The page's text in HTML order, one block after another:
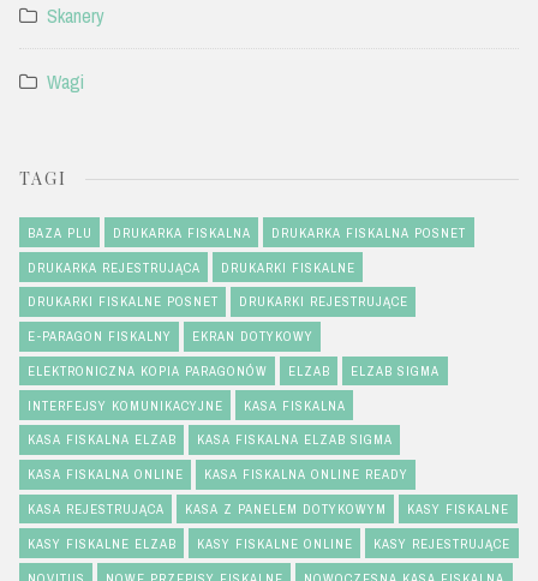
Skanery
Wagi
TAGI
BAZA PLU DRUKARKA FISKALNA DRUKARKA FISKALNA POSNET
DRUKARKA REJESTRUJĄCA DRUKARKI FISKALNE
DRUKARKI FISKALNE POSNET DRUKARKI REJESTRUJĄCE
E-PARAGON FISKALNY EKRAN DOTYKOWY
ELEKTRONICZNA KOPIA PARAGONÓW ELZAB ELZAB SIGMA
INTERFEJSY KOMUNIKACYJNE KASA FISKALNA
KASA FISKALNA ELZAB KASA FISKALNA ELZAB SIGMA
KASA FISKALNA ONLINE KASA FISKALNA ONLINE READY
KASA REJESTRUJĄCA KASA Z PANELEM DOTYKOWYM KASY FISKALNE
KASY FISKALNE ELZAB KASY FISKALNE ONLINE KASY REJESTRUJĄCE